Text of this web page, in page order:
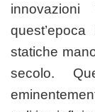
statiche
secolo.